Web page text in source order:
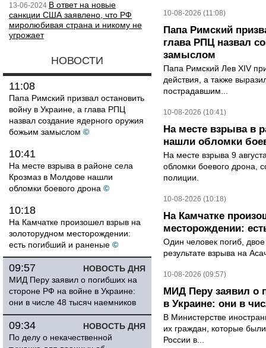
13-06-2024 В ответ на новые
санкции США заявлено, что РФ
миролюбивая страна и никому не
угрожает
НОВОСТИ
11:08
Папа Римский призвал остановить
войну в Украине, а глава РПЦ
назвал создание ядерного оружия
божьим замыслом ©
10:41
На месте взрыва в районе села
Крозмаз в Молдове нашли
обломки боевого дрона ©
10:18
На Камчатке произошел взрыв на
золоторудном месторождении:
есть погибший и раненые ©
НОВОСТЬ ДНЯ
09:57
МИД Перу заявил о погибших на
стороне РФ на войне в Украине:
они в числе 48 тысяч наемников
НОВОСТЬ ДНЯ
09:34
По делу о некачественной
10-08-2026 (11:08)
Папа Римский
глава РПЦ назвал
замыслом
Папа Римский Лев XIV
действия, а также
пострадавшим...
10-08-2026 (10:41)
На месте взрыва в
нашли обломки
На месте взрыва 9
обломки боевого дрона,
полиции.
10-08-2026 (10:18)
На Камчатке
месторождении:
Один человек погиб,
результате взрыва на
10-08-2026 (09:57)
МИД Перу заявил о
в Украине: они в
В Министерстве
их граждан, которые
России в...